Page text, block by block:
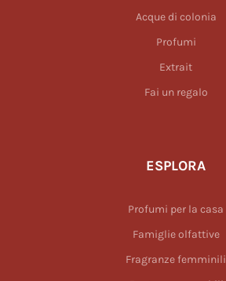
Acque di colonia
Profumi
Extrait
Fai un regalo
ESPLORA
Profumi per la casa
Famiglie olfattive
Fragranze femminili